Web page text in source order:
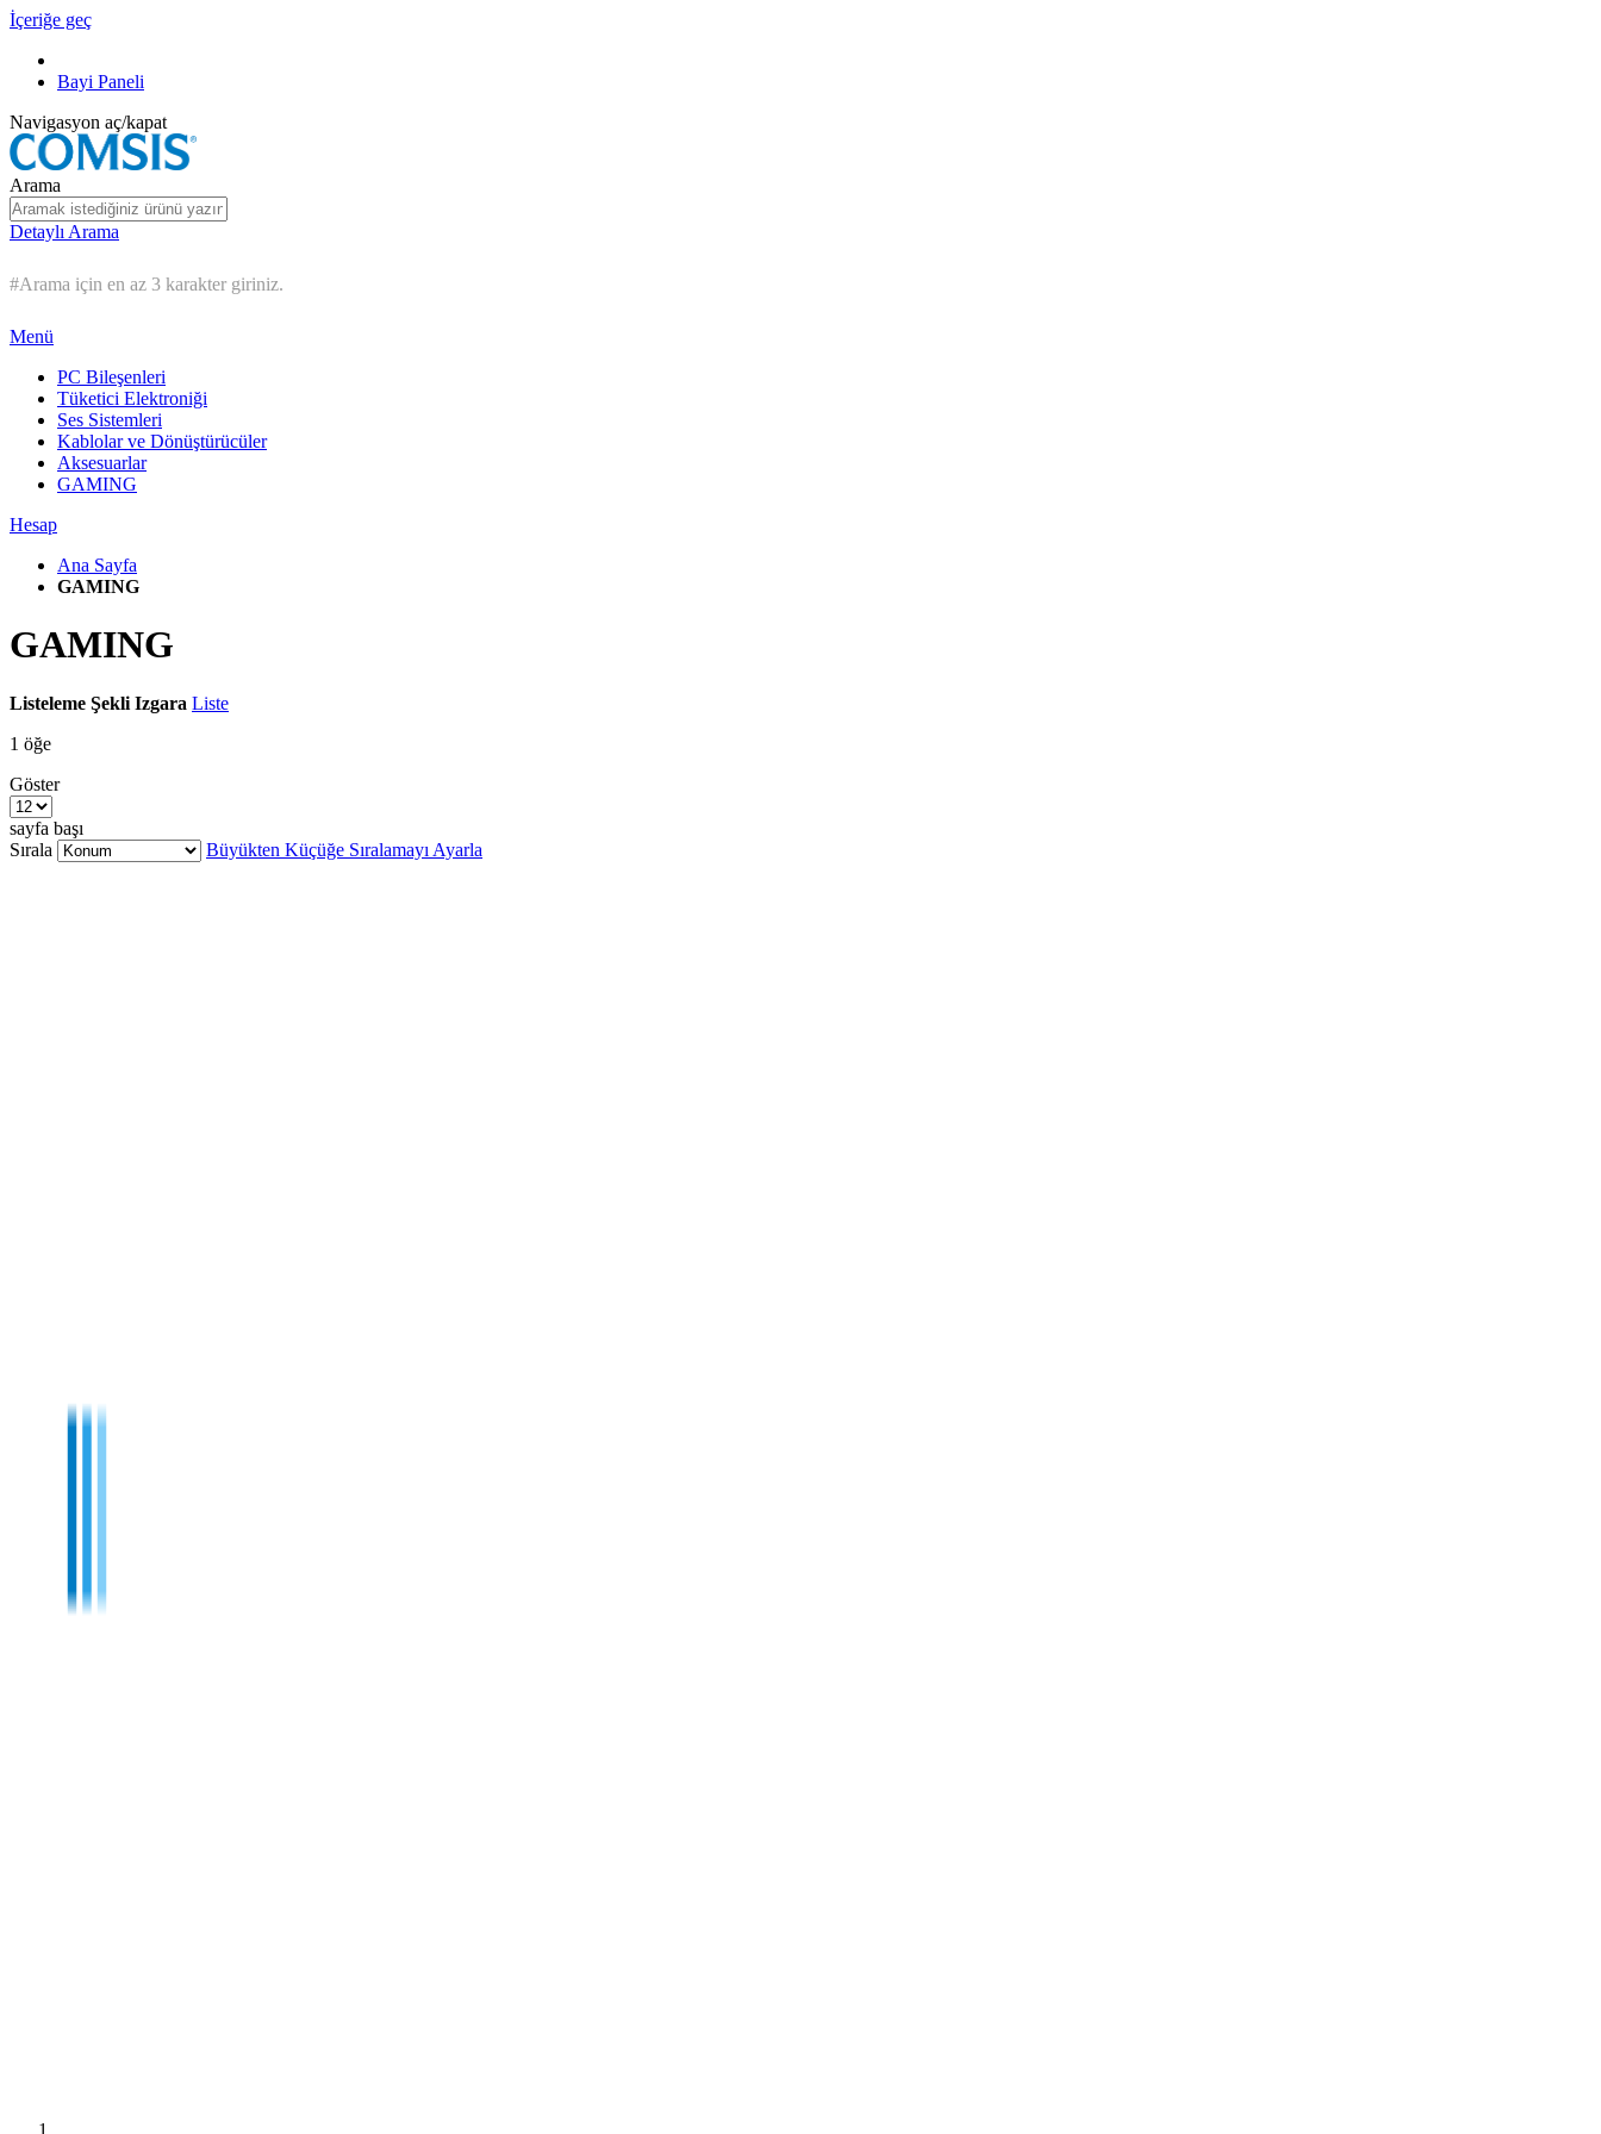
İçeriğe geç
Bayi Paneli
Navigasyon aç/kapat
Arama
Detaylı Arama
#Arama için en az 3 karakter giriniz.
Menü
PC Bileşenleri
Tüketici Elektroniği
Ses Sistemleri
Kablolar ve Dönüştürücüler
Aksesuarlar
GAMING
Hesap
Ana Sayfa
GAMING
GAMING
Listeleme Şekli Izgara Liste
1 öğe
Göster
sayfa başı
Sırala
Büyükten Küçüğe Sıralamayı Ayarla